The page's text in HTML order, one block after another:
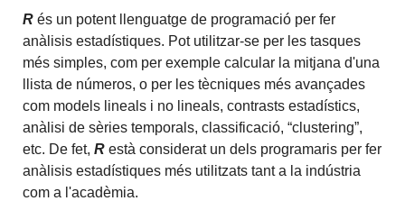
R és un potent llenguatge de programació per fer
anàlisis estadístiques. Pot utilitzar-se per les tasques
més simples, com per exemple calcular la mitjana d'una
llista de números, o per les tècniques més avançades
com models lineals i no lineals, contrasts estadístics,
anàlisi de sèries temporals, classificació, “clustering”,
etc. De fet,R està considerat un dels programaris per fer
anàlisis estadístiques més utilitzats tant a la indústria
com a l'acadèmia.